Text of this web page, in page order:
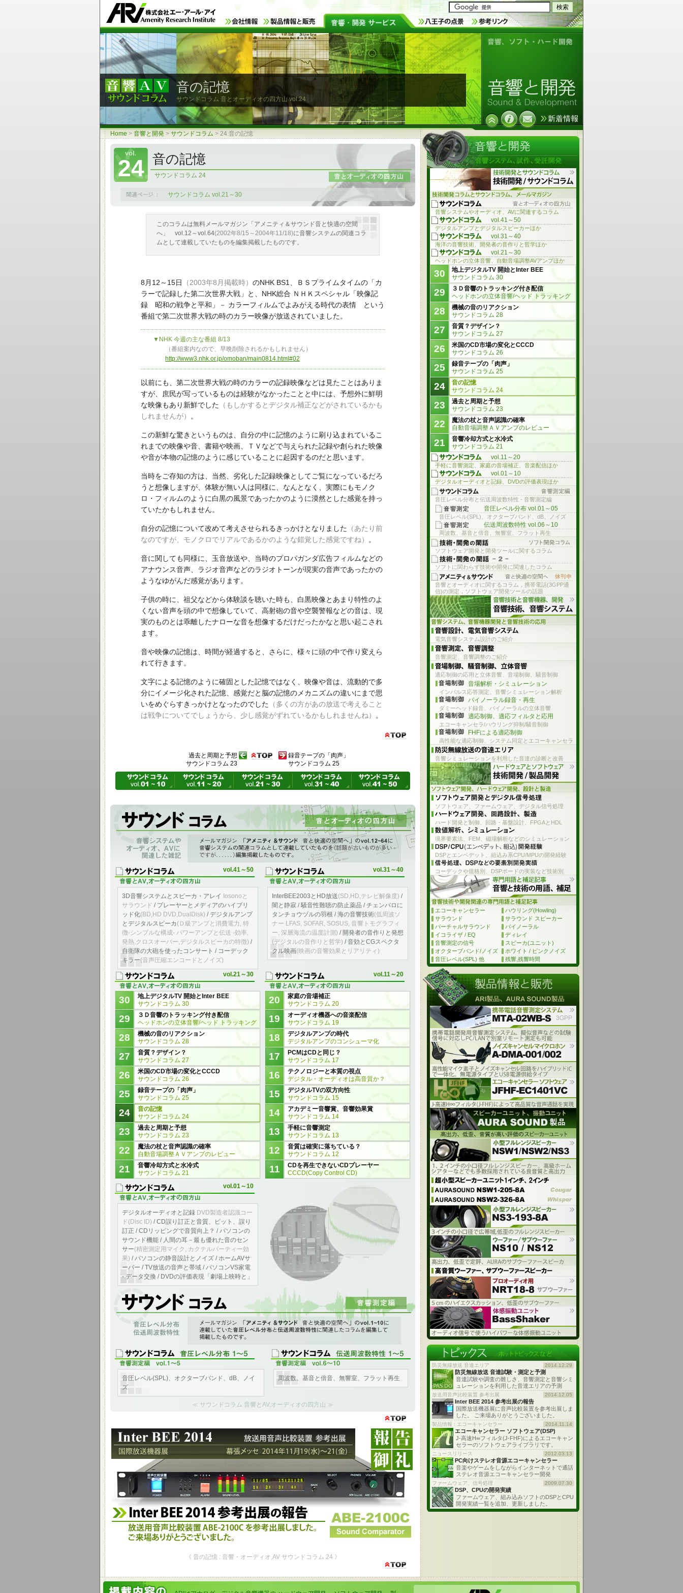
音の記憶
サウンドコラム 音とオーディオの四方山vol.24
Home > 音響と開発 > サウンドコラム > 24.音の記憶
音の記憶
サウンドコラム 24
24
サウンドコラム vol.21～30
このコラムは無料メールマガジン「アメニティ＆サウンド音と快適の空間
へ」 vol.12～vol.64(2002年8/15～2004年11/18)に音響システムの関連コラ
ムとして連載していたものを編集掲載したものです。
8月12～15日 （2003年8月掲載時） のNHK BS1、ＢＳプライムタイムの「カ
ラーで記録した第二次世界大戦」と、NHK総合 ＮＨＫスペシャル「映像記
録 昭和の戦争と平和」－ カラーフィルムでよみがえる時代の表情 という
番組で第二次世界大戦の時のカラー映像が放送されていました。
▼NHK 今週の主な番組 8/13
（番組案内なので、早晩削除されるかもしれません）
http://www3.nhk.or.jp/omoban/main0814.html#02
以前にも、第二次世界大戦の時のカラーの記録映像などは見たことはありま
すが、庶民が写っているものは経験がなかったことと中には、予想外に鮮明
な映像もあり新鮮でした （もしかするとデジタル補正などがされているかも
しれませんが）
。
この新鮮な驚きというものは、自分の中に記憶のように刷り込まれているこ
れまでの映像や音、書籍や映画、ＴＶなどで与えられた記録や創られた映像
や音が本物の記憶のように感じていることに起因するのだと思います。
当時をご存知の方は、当然、劣化した記録映像としてご覧になっているだろ
うと想像しますが、体験が無い人は同様に、なんとなく、実際にもモノク
ロ・フィルムのように白黒の風景であったかのように漠然とした感覚を持っ
ていたかもしれません。
自分の記憶について改めて考えさせられるきっかけとなりました （あたり前
なのですが、モノクロでリアルであるかのような錯覚した感覚ですね）
。
音に関しても同様に、玉音放送や、当時のプロパガンダ広告フィルムなどの
アナウンス音声、ラジオ音声などのラジオトーンが現実の音声であったかの
ようなゆがんだ感覚があります。
子供の時に、祖父などから体験談を聴いた時も、白黒映像とあまり特性のよ
くない音声を頭の中で想像していて、高射砲の音や空襲警報などの音は、現
実のものとは乖離したナローな音を想像するだけだったかなと思い起こされ
ます。
音や映像の記憶は、時間が経過すると、さらに、様々に頭の中で作り変えら
れて行きます。
文字による記憶のように確固とした記憶ではなく、映像や音は、流動的で多
分にイメージ化された記憶、感覚だと脳の記憶のメカニズムの違いにまで思
いをめぐらすきっかけとなったのでした （多くの方があの放送で考えること
は戦争についてでしょうから、少し感覚がずれているかもしれませんね）
。
過去と周期と予想
サウンドコラム 23
録音テープの「肉声」
サウンドコラム 25
音響システムやオーディオ、AVに関連した雑記
「アメニティ＆サウンド音と快適の空間へ」 vol.12～vol.64に 音響システムの関連コラムとして連載していた
ものを編集掲載したものです。
vol.41～50
3D音響システムとスピーカ・アレイ Iosonoと
サラウンド / プレーヤーとメディアのハイブリ
ッド化(BD,HD DVD,DualDisk) / デジタルアンプ
とデジタルスピーカ (Ｄ級アンプと消費電力, 特
徴-シンプルな構成- パワーアンプと伝送 -効率,
発熱,クロスオーバー,デジタルスピーカの特徴) /
自衛隊の大砲を使ったコンサート / コーデック
キラー(音声圧縮エンコードとノイズ)
vol.31～40
InterBEE2003とHD放送(SD,HD,テレビ解像度) /
闇と静寂 / 騒音性難聴の防止薬品 / チェンバロに
タンチョウヅルの羽根 / 海の音響技術(低周波ソ
ナー LFAS, SOFAR, SOSUS, 音響トモグラフィ
ー, 深層海流の温度計測) / 開発者の音作りと発想
(デジタルの音作りと哲学) / 音効とCGスペクタ
クル映画(映画の音響効果とリアリティ)
vol.21～30
30
地上デジタルTV 開始とInter BEE
サウンドコラム 30
29
３Ｄ音響のトラッキング付き配信
ヘッドホンの立体音響/ヘッド トラッキング
28
機械の音のリアクション
サウンドコラム 28
27
音質？デザイン？
サウンドコラム 27
26
米国のCD市場の変化とCCCD
サウンドコラム 26
25
録音テープの「肉声」
サウンドコラム 25
24
音の記憶
サウンドコラム 24
23
過去と周期と予想
サウンドコラム 23
22
魔法の杖と音声認識の確率
自動音場調整ＡＶアンプのレビュー
21
音響冷却方式と水冷式
サウンドコラム 21
vol.11～20
20
家庭の音場補正
サウンドコラム 20
19
オーディオ機器への音楽配信
サウンドコラム 19
18
デジタルアンプの時代
デジタルアンプのコンシューマ化
17
PCMはCDと同じ？
サウンドコラム 17
16
テクノロジーと本質の視点
デジタル・オーディオは高音質か？
15
デジタルTVの双方向性
サウンドコラム 15
14
アカデミー音響賞、音響効果賞
サウンドコラム 14
13
手軽に音響測定
サウンドコラム 13
12
音質は確実に落ちている？
サウンドコラム 12
11
CDを再生できないCDプレーヤー
CCCD(Copy Control CD)
vol.01～10
デジタルオーディオと記録 DVD製造者認識コー
ド(Disc ID) / CD誤り訂正と音質、ピット、誤り
訂正 / CDリッピングで音質向上？ / パソコンの
サウンド機能 / 人間の耳－最も優れた音のセン
サー(精密測定用マイク, カクテルパーティー効
果) / パソコンの静音設計とノイズ / ホームAVサ
ーバー / TV放送の音声と帯域 / パソコンVS家電
- データ交換 / DVDの評価表現「劇場上映時と」
音響測定、音圧レベル分布、伝送周波数特性
「アメニティ＆サウンド 音と快適の空間へ」のvol.1～10に連載していた 音圧レベル分布と伝送周波数特性に関
連したコラムをサウンド コラムのページに編集して掲載しました。
音圧レベル(SPL)、オクターブバンド、dB、ノイ
ズ
周波数、基音と倍音、無響室、フラット再生
≪ サウンドコラム 音響とAV,オーディオの四方山 ≫
音響システムやオーディオ、AVに関連するコラム
vol.41～50
デジタルアンプとデジタルスピーカーほか
vol.31～40
海洋の音響技術、開発者の音作りと哲学ほか
vol.21～30
ヘッドホンの立体音響、自動音場調整AVアンプほか
30
地上デジタルTV 開始とInter BEE
サウンドコラム 30
29
３Ｄ音響のトラッキング付き配信
ヘッドホンの立体音響/ヘッド トラッキング
28
機械の音のリアクション
サウンドコラム 28
27
音質？デザイン？
サウンドコラム 27
26
米国のCD市場の変化とCCCD
サウンドコラム 26
25
録音テープの「肉声」
サウンドコラム 25
24
音の記憶
サウンドコラム 24
23
過去と周期と予想
サウンドコラム 23
22
魔法の杖と音声認識の確率
自動音場調整ＡＶアンプのレビュー
21
音響冷却方式と水冷式
サウンドコラム 21
vol.11～20
手軽に音響測定、家庭の音場補正、音楽配信ほか
vol.01～10
デジタルオーディオと記録、DVDの評価表現ほか
音圧レベル分布と伝送周波数特性 - 音響測定編
音圧レベル分布 vol.01～05
音圧レベル(SPL)、オクターブバンド、dB、ノイズ
伝送周波数特性 vol.06～10
周波数、基音と倍音、無響室、フラット再生
ソフトウェア開発と開発ツールに関するコラム
ソフトに関わらず技術や開発に関連したコラム
音響とオーディオに関するコラム，携帯電話(3GPP通
信)の測定，ソフトウェア開発ツールの話題
電気音響システム設計のご紹介
音響測定、音響調整のご紹介
適応制御の応用と立体音響、音場制御、騒音制御
音場解析・シミュレーション
インパルス応答測定、音響シミュレーション解析
バイノーラル録音・再生
ダミーヘッド録音、バイノーラルの立体音響
適応制御、適応フィルタと応用
エコーキャンセラ/ハウリング抑制/騒音制御
FHFによる適応制御
高性能な適応制御、システム同定とエコーキャンセラ
音響シミュレーションを利用した音達の診断と改善
ソフトウェア、ファームウェア、デジタル信号処理
ハード開発と制御、回路・基盤設計、FPGAとHDL
境界要素法、FEM、磁場解析などのシミュレーション
DSPとエンベデット、組込み系CPU/MPUの開発経験
コーデックや規格別、DSPボードの実装など技術別
エコーキャンセラー
ハウリング(Howling)
サラウンド
サラウンド スピーカー
バーチャルサラウンド
バイノーラル
イコライザ / EQ
ディレイ
音響測定の信号
スピーカ(ユニット)
オクターブバンド/ノイズ
ホワイト / ピンクノイズ
音圧レベル(SPL) 他
残響,残響時間
防災無線放送 音達エリア 2014.12.29
防災無線放送 音達試験・測定と予測
音達試験や調査の難しさ、音響測定と音響シミ
ュレーションを利用した音達エリアの予測
放送用音声比較装置 参考出展 2014.12.05
Inter BEE 2014 参考出展の報告
国際放送機器展に音声比較装置を参考出展しま
した。 ご来場ありがとうございました。
製品情報 : エコーキャンセラー 2014.11.14
エコーキャンセラー ソフトウェア(DSP)
J-高速H∞フィルタ(J-FHF)によるエコーキャン
セラーのソフトウェアライブラリです。
ニュースリリース 2012.03.13
PC向けステレオ音源エコーキャンセラー
音楽やゲームをしながらインターネットで通話
ステレオ音源エコーキャンセラー開発
ファームウェア、信号処理 2009.07.30
DSP、CPUの開発実績
ファームウェア、組み込みソフトのDSPとCPU
開発実績一覧を追加、更新しました。
Inter BEE 2014 参考出品の報告 - 幕張メッセ 2014年11月19日(水)～21日(金)
放送用音声比較装置 ABE-2100Cを国際放送機器展に参考出展しました。 ご来場ありがとうございました。
《 音の記憶 : 音響・オーディオ,AV サウンドコラム 24 》